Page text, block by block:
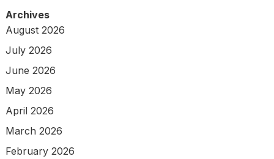
Archives
August 2026
July 2026
June 2026
May 2026
April 2026
March 2026
February 2026